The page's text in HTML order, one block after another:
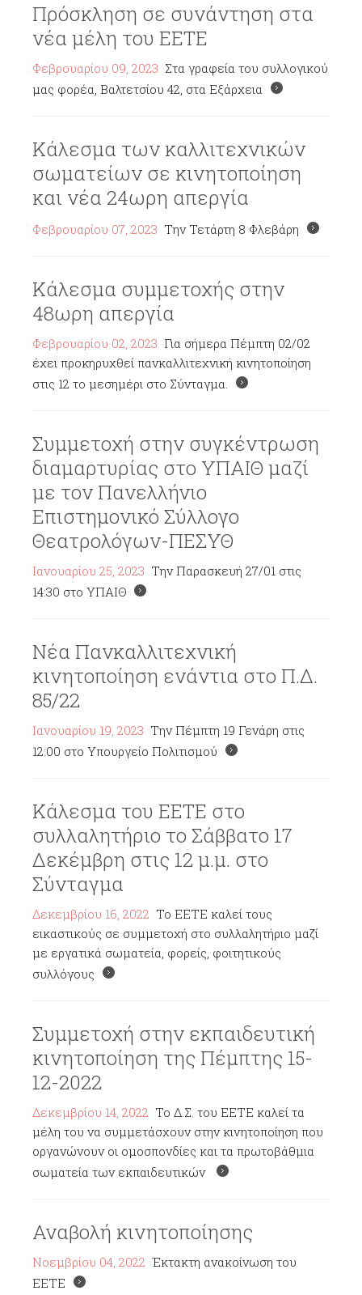
Πρόσκληση σε συνάντηση στα
νέα μέλη του ΕΕΤΕ
Φεβρουαρίου 09, 2023 Στα γραφεία του συλλογικού
μας φορέα, Βαλτετσίου 42, στα Εξάρχεια
Κάλεσμα των καλλιτεχνικών
σωματείων σε κινητοποίηση
και νέα 24ωρη απεργία
Φεβρουαρίου 07, 2023 Την Τετάρτη 8 Φλεβάρη
Κάλεσμα συμμετοχής στην
48ωρη απεργία
Φεβρουαρίου 02, 2023 Για σήμερα Πέμπτη 02/02
έχει προκηρυχθεί πανκαλλιτεχνική κινητοποίηση
στις 12 το μεσημέρι στο Σύνταγμα.
Συμμετοχή στην συγκέντρωση
διαμαρτυρίας στο ΥΠΑΙΘ μαζί
με τον Πανελλήνιο
Επιστημονικό Σύλλογο
Θεατρολόγων-ΠΕΣΥΘ
Ιανουαρίου 25, 2023 Την Παρασκευή 27/01 στις
14:30 στο ΥΠΑΙΘ
Νέα Πανκαλλιτεχνική
κινητοποίηση ενάντια στο Π.Δ.
85/22
Ιανουαρίου 19, 2023 Την Πέμπτη 19 Γενάρη στις
12:00 στο Υπουργείο Πολιτισμού
Κάλεσμα του ΕΕΤΕ στο
συλλαλητήριο το Σάββατο 17
Δεκέμβρη στις 12 μ.μ. στο
Σύνταγμα
Δεκεμβρίου 16, 2022 Το ΕΕΤΕ καλεί τους
εικαστικούς σε συμμετοχή στο συλλαλητήριο μαζί
με εργατικά σωματεία, φορείς, φοιτητικούς
συλλόγους
Συμμετοχή στην εκπαιδευτική
κινητοποίηση της Πέμπτης 15-
12-2022
Δεκεμβρίου 14, 2022 Το Δ.Σ. του ΕΕΤΕ καλεί τα
μέλη του να συμμετάσχουν στην κινητοποίηση που
οργανώνουν οι ομοσπονδίες και τα πρωτοβάθμια
σωματεία των εκπαιδευτικών
Αναβολή κινητοποίησης
Νοεμβρίου 04, 2022 Έκτακτη ανακοίνωση του
ΕΕΤΕ